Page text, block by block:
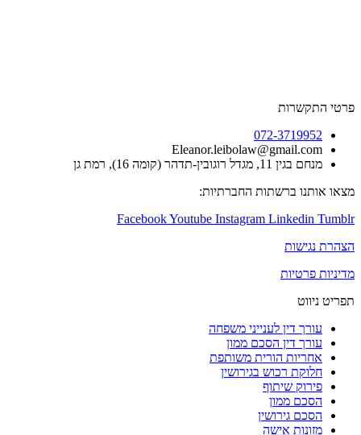
072-
תדהר (קומה 16), רמת גן
ברשתות החברתיות:
FacebookYoutube Instagram
דין לענייני משפחה
דין הסכם ממון
הורית משותפת
רכוש בגירושין
שיתוף
ממון
גירושין
אישה